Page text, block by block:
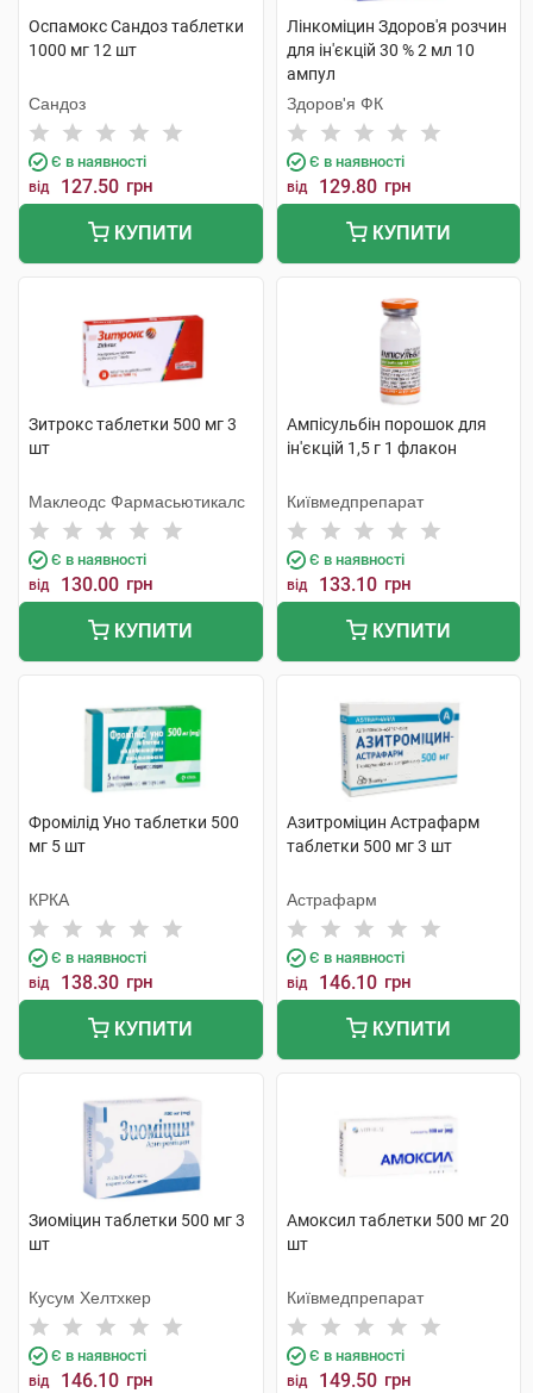
Оспамокс Сандоз таблетки
1000 мг 12 шт
Сандоз
Є в наявності
від 127.50 грн
КУПИТИ
Лінкоміцин Здоров'я розчин
для ін'єкцій 30 % 2 мл 10
ампул
Здоров'я ФК
Є в наявності
від 129.80 грн
КУПИТИ
Зитрокс таблетки 500 мг 3
шт
Маклеодс Фармасьютикалс
Є в наявності
від 130.00 грн
КУПИТИ
Ампісульбін порошок для
ін'єкцій 1,5 г 1 флакон
Київмедпрепарат
Є в наявності
від 133.10 грн
КУПИТИ
Фромілід Уно таблетки 500
мг 5 шт
КРКА
Є в наявності
від 138.30 грн
КУПИТИ
Азитроміцин Астрафарм
таблетки 500 мг 3 шт
Астрафарм
Є в наявності
від 146.10 грн
КУПИТИ
Зиоміцин таблетки 500 мг 3
шт
Кусум Хелтхкер
Є в наявності
від 146.10 грн
Амоксил таблетки 500 мг 20
шт
Київмедпрепарат
Є в наявності
від 149.50 грн